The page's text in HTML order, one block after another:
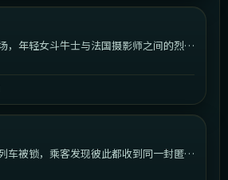
，年轻女斗牛士与法国摄影师之间的烈日
车被锁，乘客发现彼此都收到同一封匿名